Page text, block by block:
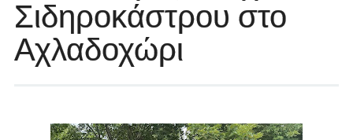
Σιδηροκάστρου στο
Αχλαδοχώρι